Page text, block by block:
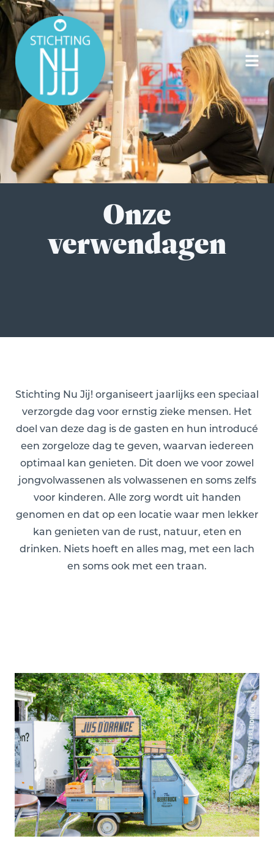
Onze
verwendagen
Stichting Nu Jij! organiseert jaarlijks een speciaal
verzorgde dag voor ernstig zieke mensen. Het
doel van deze dag is de gasten en hun introducé
een zorgeloze dag te geven, waarvan iedereen
optimaal kan genieten. Dit doen we voor zowel
jongvolwassenen als volwassenen en soms zelfs
voor kinderen. Alle zorg wordt uit handen
genomen en dat op een locatie waar men lekker
kan genieten van de rust, natuur, eten en
drinken. Niets hoeft en alles mag, met een lach
en soms ook met een traan.